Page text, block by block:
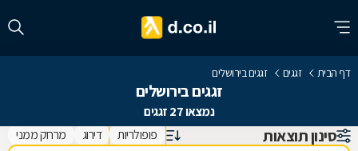
דף הבית זגגים זגגים בירושלים
זגגים בירושלים
נמצאו 27 זגגים
סינון תוצאות פופולריות דירוג מרחק ממני